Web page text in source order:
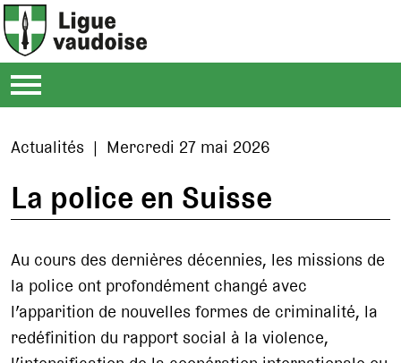
Actualités | Mercredi 27 mai 2026
La police en Suisse
Au cours des dernières décennies, les missions de
la police ont profondément changé avec
l’apparition de nouvelles formes de criminalité, la
redéfinition du rapport social à la violence,